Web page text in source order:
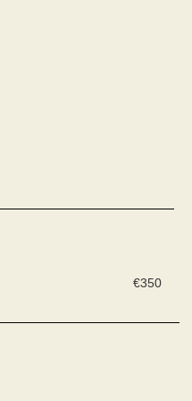
€350